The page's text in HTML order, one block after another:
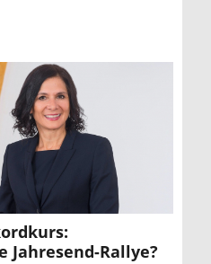
Jahresend-Rallye?